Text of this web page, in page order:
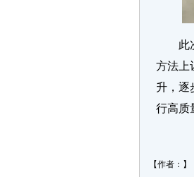
此
方法上
升，逐
行高质
【作者： 】